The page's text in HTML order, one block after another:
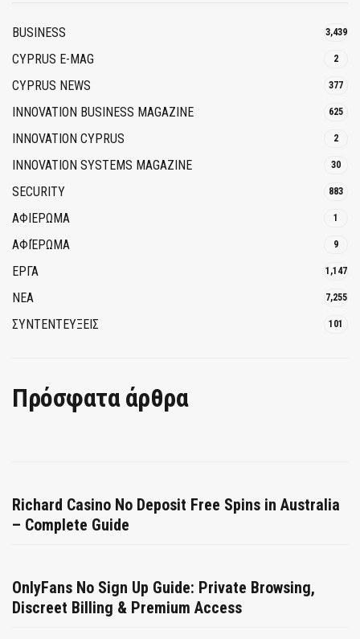
BUSINESS 3,439
CYPRUS E-MAG 2
CYPRUS NEWS 377
INNOVATION BUSINESS MAGAZINE 625
INNOVATION CYPRUS 2
INNOVATION SYSTEMS MAGAZINE 30
SECURITY 883
ΑΦΙΕΡΩΜΑ 1
ΑΦΙΈΡΩΜΑ 9
ΕΡΓΑ 1,147
ΝΕΑ 7,255
ΣΥΝΤΕΝΤΕΥΞΕΙΣ 101
Πρόσφατα άρθρα
Richard Casino No Deposit Free Spins in Australia
– Complete Guide
OnlyFans No Sign Up Guide: Private Browsing,
Discreet Billing & Premium Access